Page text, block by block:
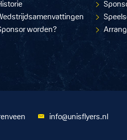
worden?
info@unisflyers.nl